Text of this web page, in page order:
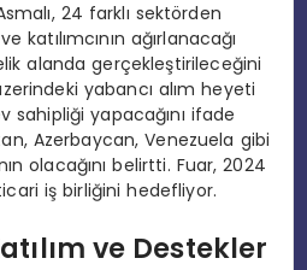
24 farklı sektörden
katılımcının ağırlanacağı
alanda gerçekleştirileceğini
yabancı alım heyeti
sahipliği yapacağını ifade
Azerbaycan, Venezuela gibi
olacağını belirtti. Fuar, 2024
iş birliğini hedefliyor.
ve Destekler